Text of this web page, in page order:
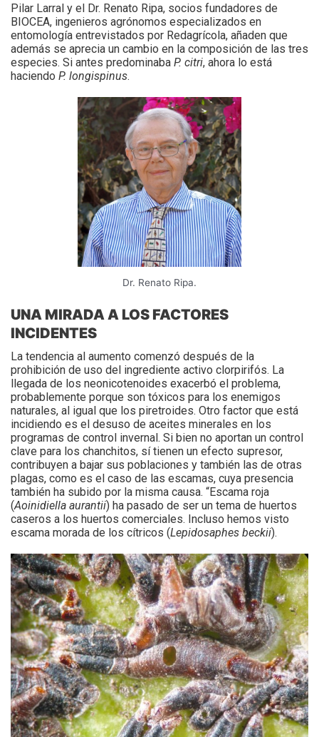
Pilar Larral y el Dr. Renato Ripa, socios fundadores de
BIOCEA, ingenieros agrónomos especializados en
entomología entrevistados por Redagrícola, añaden que
además se aprecia un cambio en la composición de las tres
especies. Si antes predominaba P. citri, ahora lo está
haciendo P. longispinus.
Dr. Renato Ripa.
UNA MIRADA A LOS FACTORES
INCIDENTES
La tendencia al aumento comenzó después de la
prohibición de uso del ingrediente activo clorpirifós. La
llegada de los neonicotenoides exacerbó el problema,
probablemente porque son tóxicos para los enemigos
naturales, al igual que los piretroides. Otro factor que está
incidiendo es el desuso de aceites minerales en los
programas de control invernal. Si bien no aportan un control
clave para los chanchitos, sí tienen un efecto supresor,
contribuyen a bajar sus poblaciones y también las de otras
plagas, como es el caso de las escamas, cuya presencia
también ha subido por la misma causa. “Escama roja
(Aoinidiella aurantii) ha pasado de ser un tema de huertos
caseros a los huertos comerciales. Incluso hemos visto
escama morada de los cítricos (Lepidosaphes beckii).